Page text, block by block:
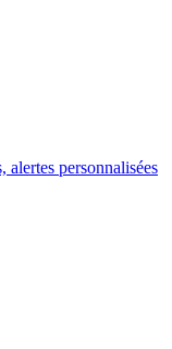
alertes personnalisées